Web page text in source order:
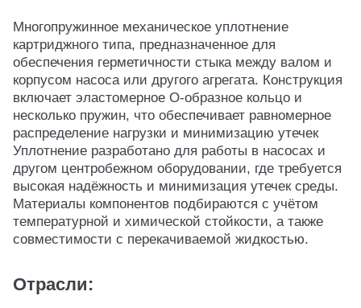
Многопружинное механическое уплотнение
картриджного типа, предназначенное для
обеспечения герметичности стыка между валом и
корпусом насоса или другого агрегата. Конструкция
включает эластомерное O-образное кольцо и
несколько пружин, что обеспечивает равномерное
распределение нагрузки и минимизацию утечек
Уплотнение разработано для работы в насосах и
другом центробежном оборудовании, где требуется
высокая надёжность и минимизация утечек среды.
Материалы компонентов подбираются с учётом
температурной и химической стойкости, а также
совместимости с перекачиваемой жидкостью.
Отрасли: